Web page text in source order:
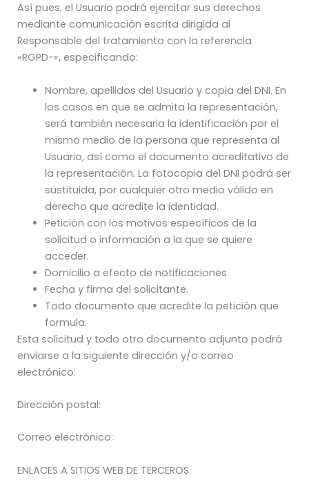
Así pues, el Usuario podrá ejercitar sus derechos
mediante comunicación escrita dirigida al
Responsable del tratamiento con la referencia
«RGPD-«, especificando:
Nombre, apellidos del Usuario y copia del DNI. En
los casos en que se admita la representación,
será también necesaria la identificación por el
mismo medio de la persona que representa al
Usuario, así como el documento acreditativo de
la representación. La fotocopia del DNI podrá ser
sustituida, por cualquier otro medio válido en
derecho que acredite la identidad.
Petición con los motivos específicos de la
solicitud o información a la que se quiere
acceder.
Domicilio a efecto de notificaciones.
Fecha y firma del solicitante.
Todo documento que acredite la petición que
formula.
Esta solicitud y todo otro documento adjunto podrá
enviarse a la siguiente dirección y/o correo
electrónico:
Dirección postal:
Correo electrónico:
ENLACES A SITIOS WEB DE TERCEROS